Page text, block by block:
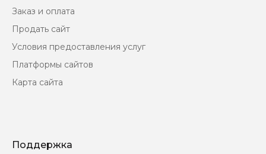
Заказ и оплата
Продать сайт
Условия предоставления услуг
Платформы сайтов
Карта сайта
Поддержка